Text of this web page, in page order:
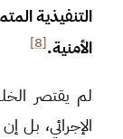
التنفيذية
الأمنية.[8]
لم يقتصر
الإجرائي، بل